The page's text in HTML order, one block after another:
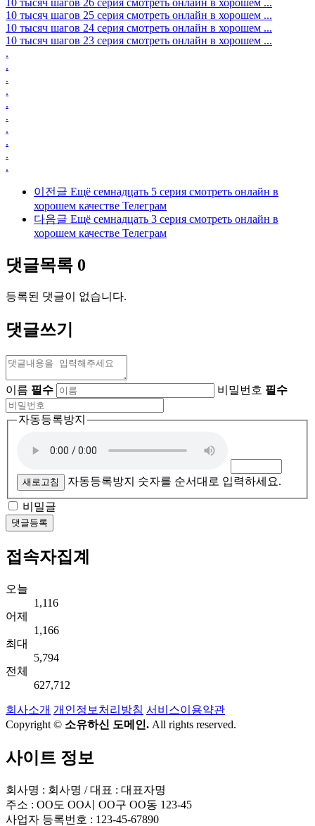
10 тысяч шагов 25 серия смотреть онлайн в хорошем ...
10 тысяч шагов 24 серия смотреть онлайн в хорошем ...
10 тысяч шагов 23 серия смотреть онлайн в хорошем ...
.
.
.
.
.
.
.
.
.
.
이전글 Ещё семнадцать 5 серия смотреть онлайн в
хорошем качестве Телеграм
다음글 Ещё семнадцать 3 серия смотреть онлайн в
хорошем качестве Телеграм
댓글목록 0
등록된 댓글이 없습니다.
댓글쓰기
이름 필수 비밀번호 필수
자동등록방지
새로고침 자동등록방지 숫자를 순서대로 입력하세요.
비밀글
댓글등록
접속자집계
오늘
1,116
어제
1,166
최대
5,794
전체
627,712
회사소개 개인정보처리방침 서비스이용약관
Copyright © 소유하신 도메인. All rights reserved.
사이트 정보
회사명 : 회사명 / 대표 : 대표자명
주소 : OO도 OO시 OO구 OO동 123-45
사업자 등록번호 : 123-45-67890